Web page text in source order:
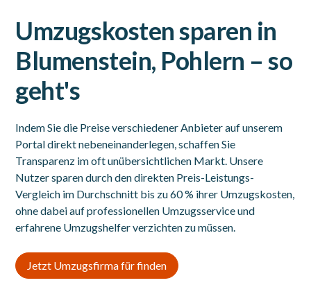
Umzugskosten sparen in
Blumenstein, Pohlern – so
geht's
Indem Sie die Preise verschiedener Anbieter auf unserem
Portal direkt nebeneinanderlegen, schaffen Sie
Transparenz im oft unübersichtlichen Markt. Unsere
Nutzer sparen durch den direkten Preis-Leistungs-
Vergleich im Durchschnitt bis zu 60 % ihrer Umzugskosten,
ohne dabei auf professionellen Umzugsservice und
erfahrene Umzugshelfer verzichten zu müssen.
Jetzt Umzugsfirma für finden